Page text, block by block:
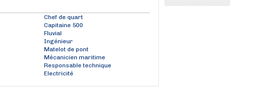
Chef de quart
Capitaine 500
Fluvial
Ingénieur
Matelot de pont
Mécanicien maritime
Responsable technique
Electricité